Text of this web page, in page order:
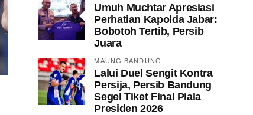
Umuh Muchtar Apresiasi
Perhatian Kapolda Jabar:
Bobotoh Tertib, Persib
Juara
MAUNG BANDUNG
Lalui Duel Sengit Kontra
Persija, Persib Bandung
Segel Tiket Final Piala
Presiden 2026